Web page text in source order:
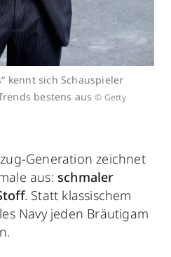
kennt sich Schauspieler
bestens aus © Getty
Generation zeichnet
aus: schmaler
. Statt klassischem
Navy jeden Bräutigam